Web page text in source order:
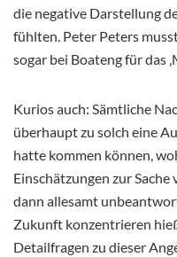
die negative Darstellung
fühlten. Peter Peters
sogar bei Boateng für das
Kurios auch: Sämtliche
überhaupt zu solch eine
hatte kommen können,
Einschätzungen zur
dann allesamt
Zukunft konzentrieren
Detailfragen zu dieser